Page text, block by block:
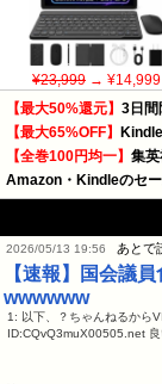
¥23,999 → ¥14,999
【最大50%還元】 3日間
【最大65%OFF】
【全巻100円均一】 集
Amazon・Kindleのセ
2026/05/13 19:56 あとで
【速報】国会議
wwwwww
1: 以下、？ちゃんねるから
ID:CQvQ3muX00505.net 良